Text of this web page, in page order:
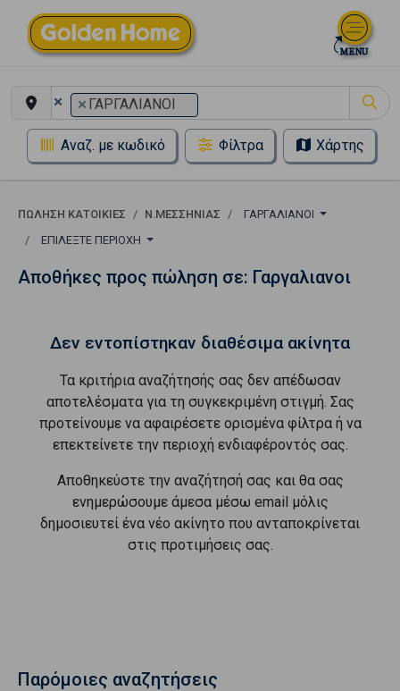
× × ΓΑΡΓΑΛΙΑΝΟΙ
Αναζ. με κωδικό Φίλτρα Χάρτης
ΠΏΛΗΣΗ ΚΑΤΟΙΚΊΕΣ Ν.ΜΕΣΣΗΝΙΑΣ
ΓΑΡΓΑΛΙΑΝΟΙ
ΕΠΙΛΈΞΤΕ ΠΕΡΙΟΧΉ
Αποθήκες προς πώληση σε: Γαργαλιανοι
Δεν εντοπίστηκαν διαθέσιμα ακίνητα
Τα κριτήρια αναζήτησής σας δεν απέδωσαν
αποτελέσματα για τη συγκεκριμένη στιγμή. Σας
προτείνουμε να αφαιρέσετε ορισμένα φίλτρα ή να
επεκτείνετε την περιοχή ενδιαφέροντός σας.
Αποθηκεύστε την αναζήτησή σας και θα σας
ενημερώσουμε άμεσα μέσω email μόλις
δημοσιευτεί ένα νέο ακίνητο που ανταποκρίνεται
στις προτιμήσεις σας.
Παρόμοιες αναζητήσεις